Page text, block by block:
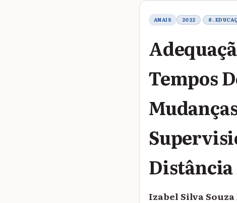
ANAIS 2022 8.
Tempos
Distância
Izabel Silva